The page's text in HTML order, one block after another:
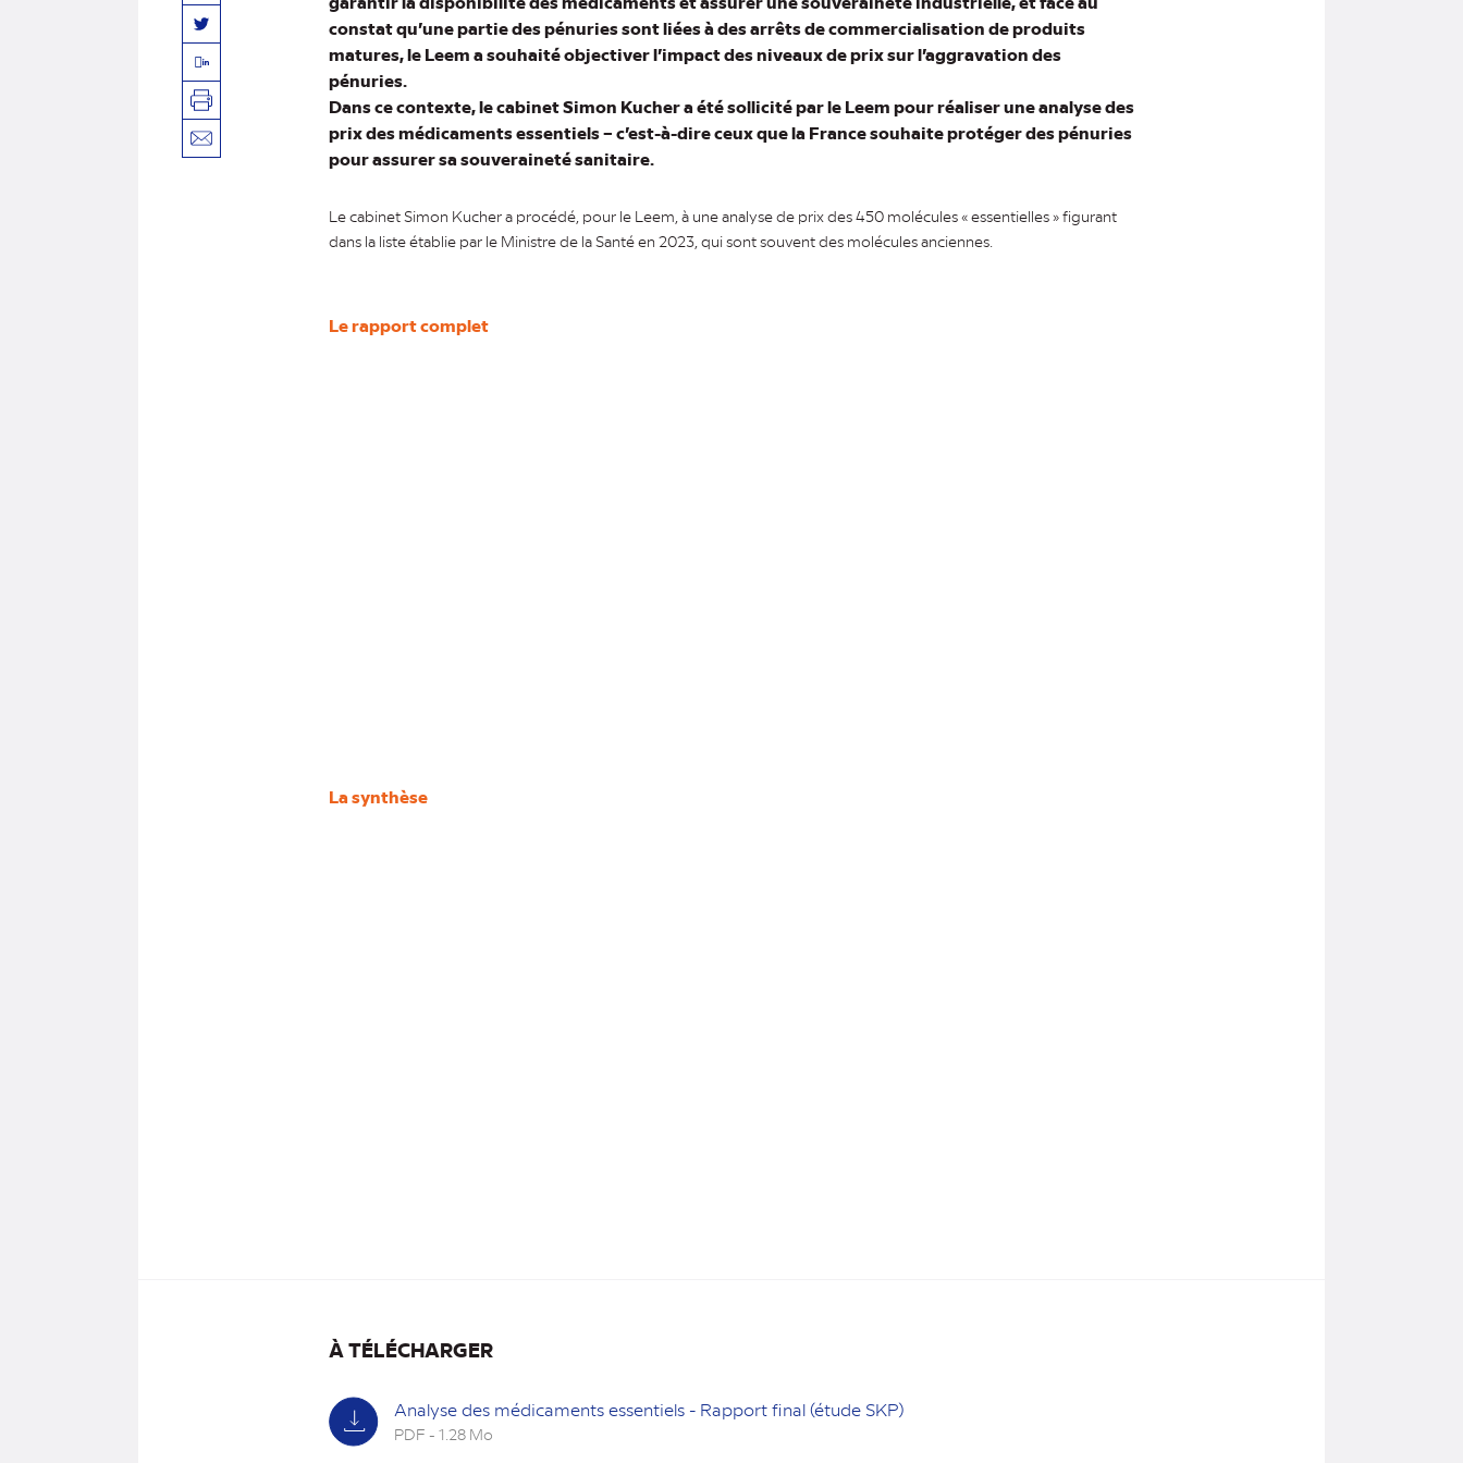
Twitter
Linkedin
Imprimer
Envoyer
constat qu’une partie des pénuries sont liées à des arrêts de commercialisation de produits
matures, le Leem a souhaité objectiver l’impact des niveaux de prix sur l’aggravation des
pénuries.
Dans ce contexte, le cabinet Simon Kucher a été sollicité par le Leem pour réaliser une analyse des
prix des médicaments essentiels – c’est-à-dire ceux que la France souhaite protéger des pénuries
pour assurer sa souveraineté sanitaire.
Le cabinet Simon Kucher a procédé, pour le Leem, à une analyse de prix des 450 molécules « essentielles » figurant
dans la liste établie par le Ministre de la Santé en 2023, qui sont souvent des molécules anciennes.
Le rapport complet
La synthèse
À TÉLÉCHARGER
Analyse des médicaments essentiels - Rapport final (étude SKP)
PDF - 1.28 Mo